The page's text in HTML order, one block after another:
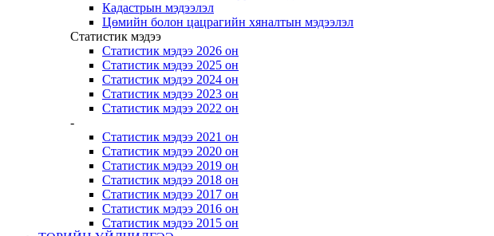
Кадастрын мэдээлэл
Цөмийн болон цацрагийн хяналтын мэдээлэл
Статистик мэдээ
Статистик мэдээ 2026 он
Статистик мэдээ 2025 он
Статистик мэдээ 2024 он
Статистик мэдээ 2023 он
Статистик мэдээ 2022 он
-
Статистик мэдээ 2021 он
Статистик мэдээ 2020 он
Статистик мэдээ 2019 он
Статистик мэдээ 2018 он
Статистик мэдээ 2017 он
Статистик мэдээ 2016 он
Статистик мэдээ 2015 он